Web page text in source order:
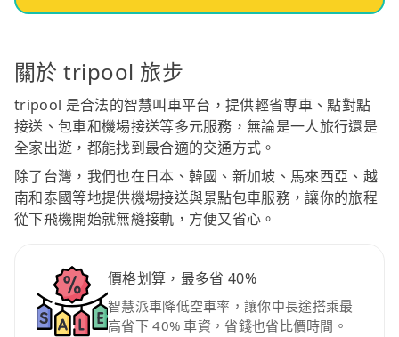
關於 tripool 旅步
tripool 是合法的智慧叫車平台，提供輕省專車、點對點
接送、包車和機場接送等多元服務，無論是一人旅行還是
全家出遊，都能找到最合適的交通方式。
除了台灣，我們也在日本、韓國、新加坡、馬來西亞、越
南和泰國等地提供機場接送與景點包車服務，讓你的旅程
從下飛機開始就無縫接軌，方便又省心。
價格划算，最多省 40%
智慧派車降低空車率，讓你中長途搭乘最
高省下 40% 車資，省錢也省比價時間。